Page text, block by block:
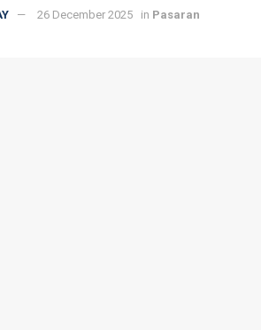
26 December 2025 in Pasaran